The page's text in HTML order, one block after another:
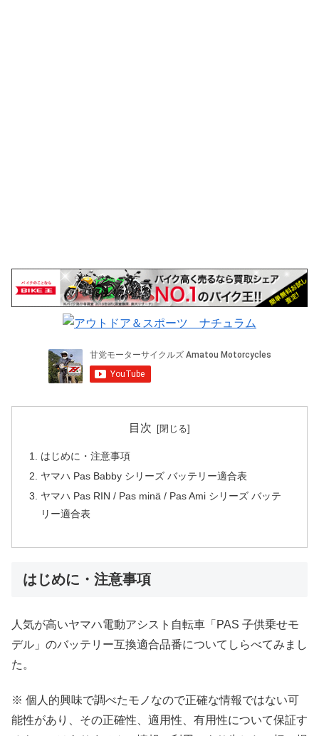
目次
はじめに・注意事項
ヤマハ Pas Babby シリーズ バッテリー適合表
ヤマハ Pas RIN / Pas minä / Pas Ami シリーズ バッテ
リー適合表
はじめに・注意事項
人気が高いヤマハ電動アシスト自転車「PAS 子供乗せモ
デル」のバッテリー互換適合品番についてしらべてみまし
た。
※ 個人的興味で調べたモノなので正確な情報ではない可
能性があり、その正確性、適用性、有用性について保証す